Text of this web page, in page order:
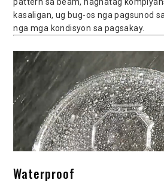
kasaligan, ug bug-os nga pagsunod
nga mga kondisyon sa pagsakay.
Waterproof